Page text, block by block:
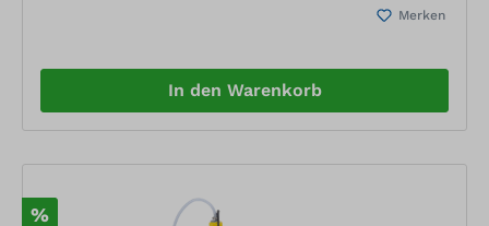
Größe 04, Sprühwinkel 110 °, ca. 1040 - 1370 ml/min
gleichmäßiges, nebelarmes
Sprühergebnisregulierbare Durchflussmengespart
Zeit, Geld, schont die Umwelt und Gesundheit
Merken
In den Warenkorb
%